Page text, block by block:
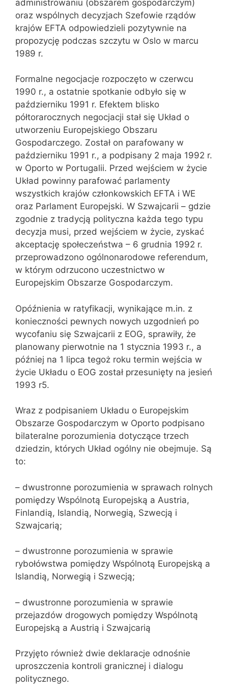
administrowaniu (obszarem gospodarczym)
oraz wspólnych decyzjach Szefowie rządów
krajów EFTA odpowiedzieli pozytywnie na
propozycję podczas szczytu w Oslo w marcu
1989 r.
Formalne negocjacje rozpoczęto w czerwcu
1990 r., a ostatnie spotkanie odbyło się w
październiku 1991 r. Efektem blisko
półtorarocznych negocjacji stał się Układ o
utworzeniu Europejskiego Obszaru
Gospodarczego. Został on parafowany w
październiku 1991 r., a podpisany 2 maja 1992 r.
w Oporto w Portugalii. Przed wejściem w życie
Układ powinny parafować parlamenty
wszystkich krajów członkowskich EFTA i WE
oraz Parlament Europejski. W Szwajcarii – gdzie
zgodnie z tradycją polityczna każda tego typu
decyzja musi, przed wejściem w życie, zyskać
akceptację społeczeństwa – 6 grudnia 1992 r.
przeprowadzono ogólnonarodowe referendum,
w którym odrzucono uczestnictwo w
Europejskim Obszarze Gospodarczym.
Opóźnienia w ratyfikacji, wynikające m.in. z
konieczności pewnych nowych uzgodnień po
wycofaniu się Szwajcarii z EOG, sprawiły, że
planowany pierwotnie na 1 stycznia 1993 r., a
później na 1 lipca tegoż roku termin wejścia w
życie Układu o EOG został przesunięty na jesień
1993 r5.
Wraz z podpisaniem Układu o Europejskim
Obszarze Gospodarczym w Oporto podpisano
bilateralne porozumienia dotyczące trzech
dziedzin, których Układ ogólny nie obejmuje. Są
to:
– dwustronne porozumienia w sprawach rolnych
pomiędzy Wspólnotą Europejską a Austria,
Finlandią, Islandią, Norwegią, Szwecją i
Szwajcarią;
– dwustronne porozumienia w sprawie
rybołówstwa pomiędzy Wspólnotą Europejską a
Islandią, Norwegią i Szwecją;
– dwustronne porozumienia w sprawie
przejazdów drogowych pomiędzy Wspólnotą
Europejską a Austrią i Szwajcarią
Przyjęto również dwie deklaracje odnośnie
uproszczenia kontroli granicznej i dialogu
politycznego.